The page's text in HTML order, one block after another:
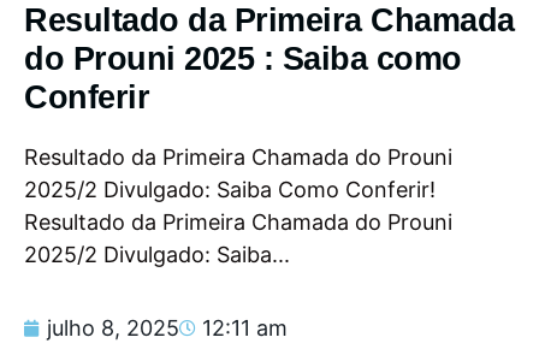
Resultado da Primeira Chamada
do Prouni 2025 : Saiba como
Conferir
Resultado da Primeira Chamada do Prouni
2025/2 Divulgado: Saiba Como Conferir!
Resultado da Primeira Chamada do Prouni
2025/2 Divulgado: Saiba...
julho 8, 2025 12:11 am